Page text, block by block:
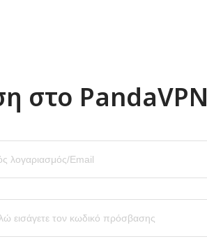
στο PandaVPN